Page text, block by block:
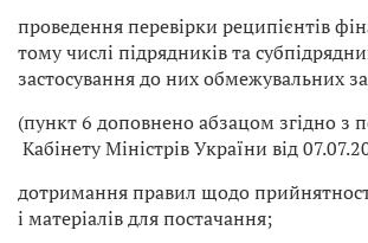
проведення перевірки реципієнтів
тому числі підрядників та
застосування до них обмежувальних
(пункт 6 доповнено абзацом згідно з
Кабінету Міністрів України від
дотримання правил щодо прийнятності
і матеріалів для постачання;